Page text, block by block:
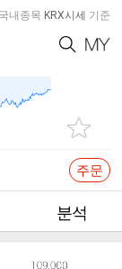
국내종목 KRX시세 기준
주문
분석